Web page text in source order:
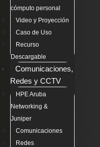
cómputo personal
Video y Proyección
Caso de Uso
Recurso
Descargable
Comunicaciones,
Redes y CCTV
HPE Aruba
Networking &
Juniper
Comunicaciones
Redes